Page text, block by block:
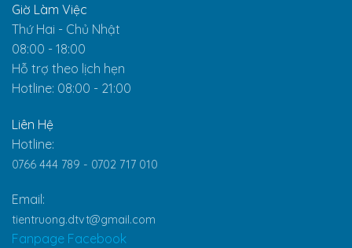
Giờ Làm Việc
Thứ Hai - Chủ Nhật
08:00 - 18:00
Hỗ trợ theo lịch hẹn
Hotline: 08:00 - 21:00
Liên Hệ
Hotline:
0766 444 789 - 0702 717 010
Email:
tientruong.dtvt@gmail.com
Fanpage Facebook